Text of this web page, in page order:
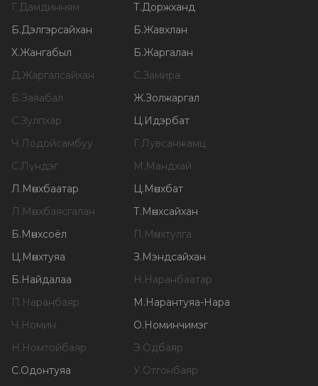
Г.Дамдинням Т.Доржханд
Б.Дэлгэрсайхан Б.Жавхлан
Х.Жангабыл Б.Жаргалан
Д.Жаргалсайхан С.Замира
Б.Заяабал Ж.Золжаргал
С.Зулпхар Ц. Идэрбат
Ч .Лодойсамбуу Г.Лувсанжамц
С.Лүндэг М . Мандхай
Л . Мөнхбаатар Ц. Мөнхбат
Л . Мөнхбаясгалан Т. Мөнхсайхан
Б. Мөнхсоёл П . Мөнхтулга
Ц. Мөнхтуяа З. Мэндсайхан
Б. Найдалаа Н . Наранбаатар
П . Наранбаяр М . Нарантуяа-Нара
Ч . Номин О. Номинчимэг
Н . Номтойбаяр Э.Одбаяр
С.Одонтуяа У.Отгонбаяр